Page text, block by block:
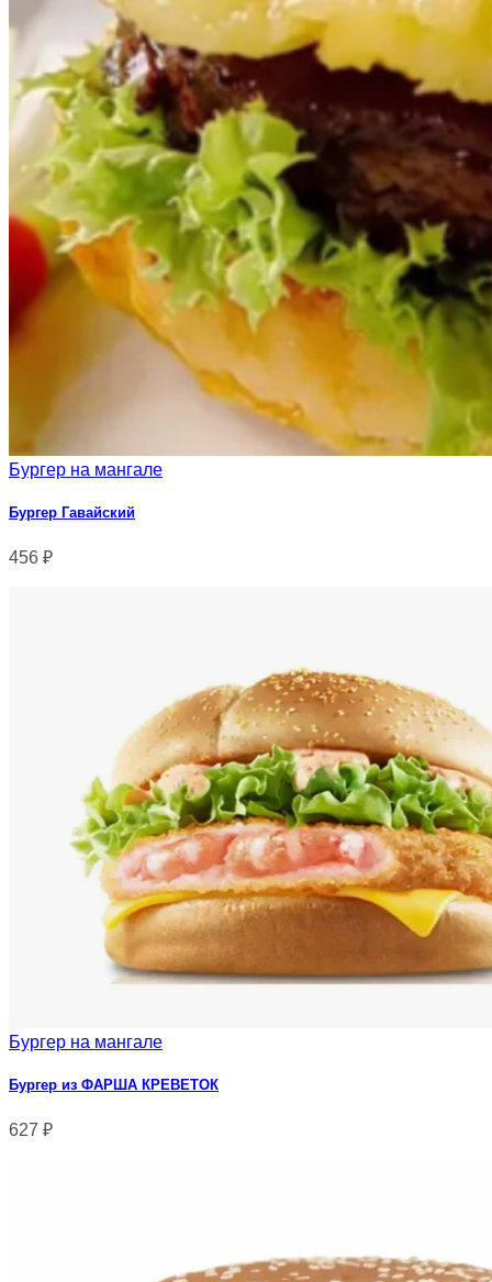
Бургер на мангале
Бургер Гавайский
456 ₽
Бургер на мангале
Бургер из ФАРША КРЕВЕТОК
627 ₽